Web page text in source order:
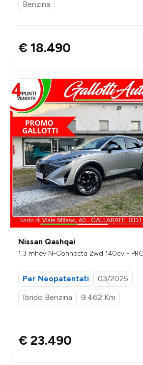
Benzina
€ 18.490
Nissan Qashqai
1.3 mhev N-
Per Neopatentati
03/2025
Ibrido Benzina
9.462 Km
€ 23.490